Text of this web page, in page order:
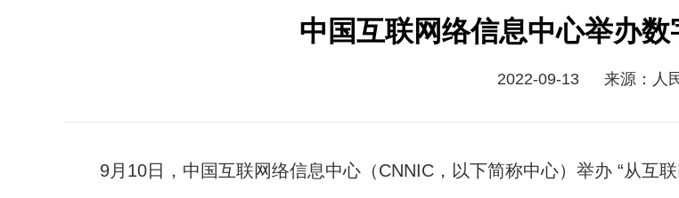
中国互联网络信息中心举办
2022-09-13 来源：人
9月10日，中国互联网络信息中心（CNNIC，以下简称中心）举办 “从互